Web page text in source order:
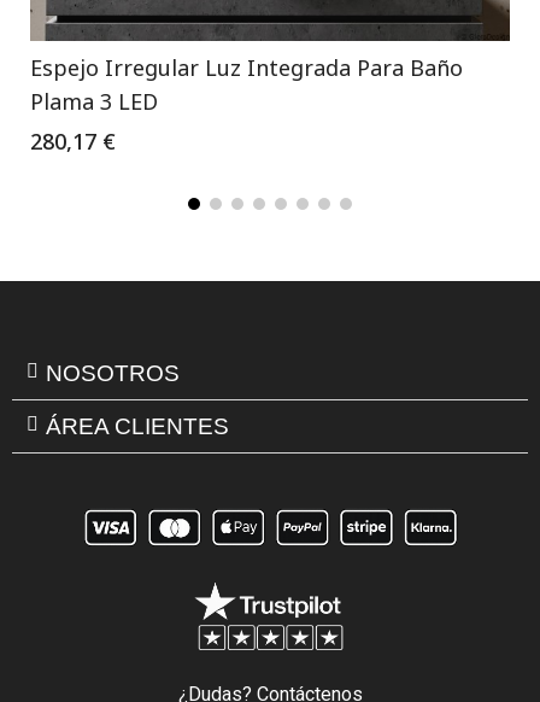
Espejo Irregular Luz Integrada Para Baño
Plama 3 LED
280,17 €
NOSOTROS
ÁREA CLIENTES
¿Dudas? Contáctenos